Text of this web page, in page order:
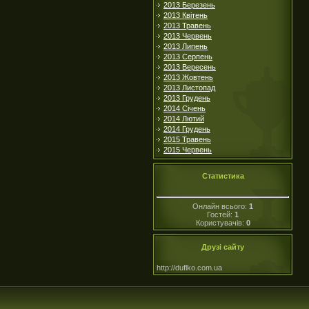
2013 Березень
2013 Квітень
2013 Травень
2013 Червень
2013 Липень
2013 Серпень
2013 Вересень
2013 Жовтень
2013 Листопад
2013 Грудень
2014 Січень
2014 Лютий
2014 Грудень
2015 Травень
2015 Червень
Статистика
Онлайн всього: 1
Гостей: 1
Користувачів: 0
Друзі сайту
http://duflko.com.ua